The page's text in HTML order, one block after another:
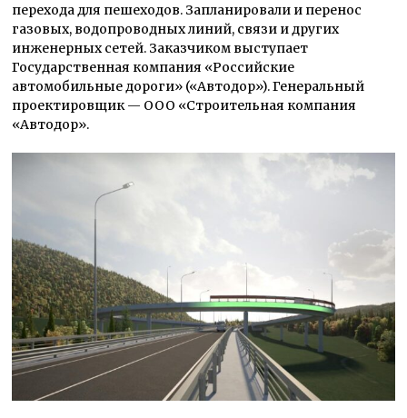
перехода для пешеходов. Запланировали и перенос
газовых, водопроводных линий, связи и других
инженерных сетей. Заказчиком выступает
Государственная компания «Российские
автомобильные дороги» («Автодор»). Генеральный
проектировщик — ООО «Строительная компания
«Автодор».